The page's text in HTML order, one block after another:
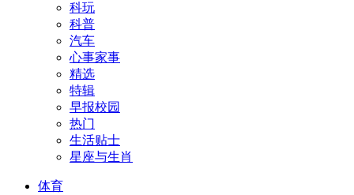
科玩
科普
汽车
心事家事
精选
特辑
早报校园
热门
生活贴士
星座与生肖
体育